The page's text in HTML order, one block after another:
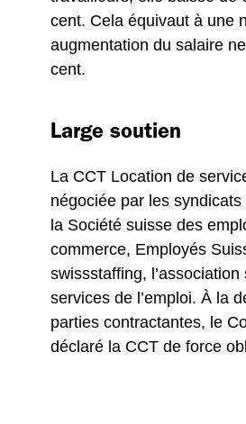
cent. Cela équivaut à une
augmentation du salaire
cent.
Large soutien
La CCT Location de
négociée par les
la Société suisse des
commerce, Employés
swissstaffing, l’association
services de l’emploi. À la
parties contractantes, le
déclaré la CCT de force